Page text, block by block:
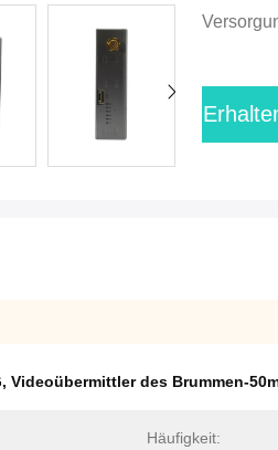
, Videoübermittler des Brummen-
Häufigkeit: